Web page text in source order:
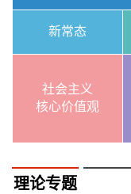
新常态
社会主义
核心价值观
理论专题